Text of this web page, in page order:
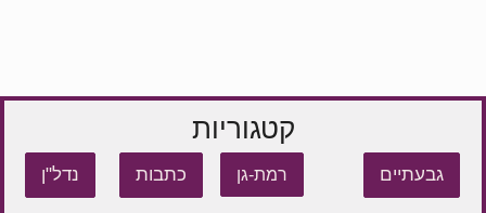
קטגוריות
גבעתיים רמת-גן כתבות נדל"ן